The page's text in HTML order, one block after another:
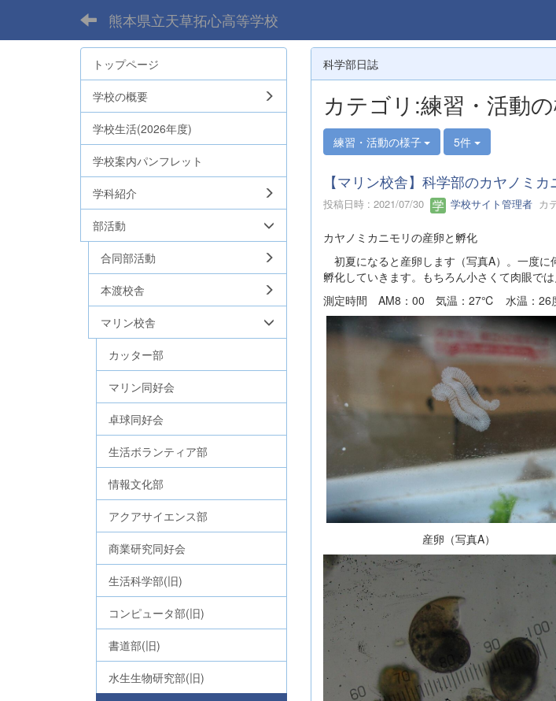
熊本県立天草拓心高等学校
科学部日誌
カテゴリ:練習・活動
練習・活動の様子 5件
【マリン校舎】科学部のカヤノミ
投稿日時 : 2021/07/30 学校サイト管理者カ
カヤノミカニモリの産卵と孵化
初夏になると産卵します（写真A）。一度
孵化していきます。もちろん小さくて肉眼で
測定時間 AM8：00 気温：27℃ 水温：26
産卵（写真A）
トップページ
学校の概要
学校生活(2026年度)
学校案内パンフレット
学科紹介
部活動
合同部活動
本渡校舎
マリン校舎
カッター部
マリン同好会
卓球同好会
生活ボランティア部
情報文化部
アクアサイエンス部
商業研究同好会
生活科学部(旧)
コンピュータ部(旧)
書道部(旧)
水生生物研究部(旧)